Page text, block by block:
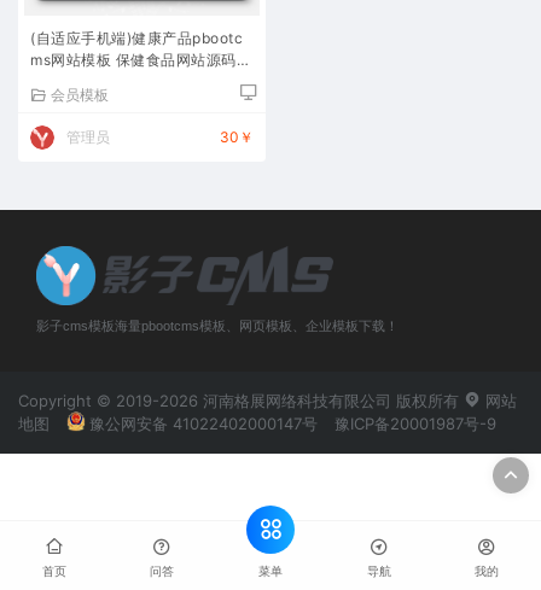
(自适应手机端)健康产品pbootc
ms网站模板 保健食品网站源码下
会员模板
管理员 30￥
影子cms模板海量pbootcms模板、网页模板、企业模板下载！
Copyright © 2019-2026 河南格展网络科技有限公司 版权所有
网站
地图
豫公网安备 41022402000147号 豫ICP备20001987号-9
首页 问答 菜单 导航 我的